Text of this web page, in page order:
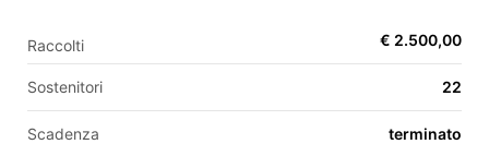
IT
EN
ES
Raccolti € 2.500,00
Sostenitori 22
Scadenza terminato